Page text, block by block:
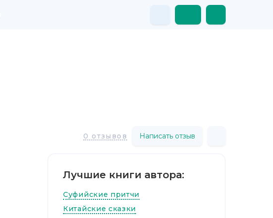
0 отзывов Написать отзыв
Лучшие книги автора:
Суфийские притчи
Китайские сказки